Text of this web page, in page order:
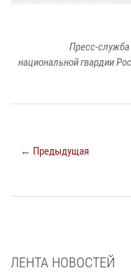
Пресс-
национальной гвардии
← Предыдущая
ЛЕНТА НОВОСТЕЙ